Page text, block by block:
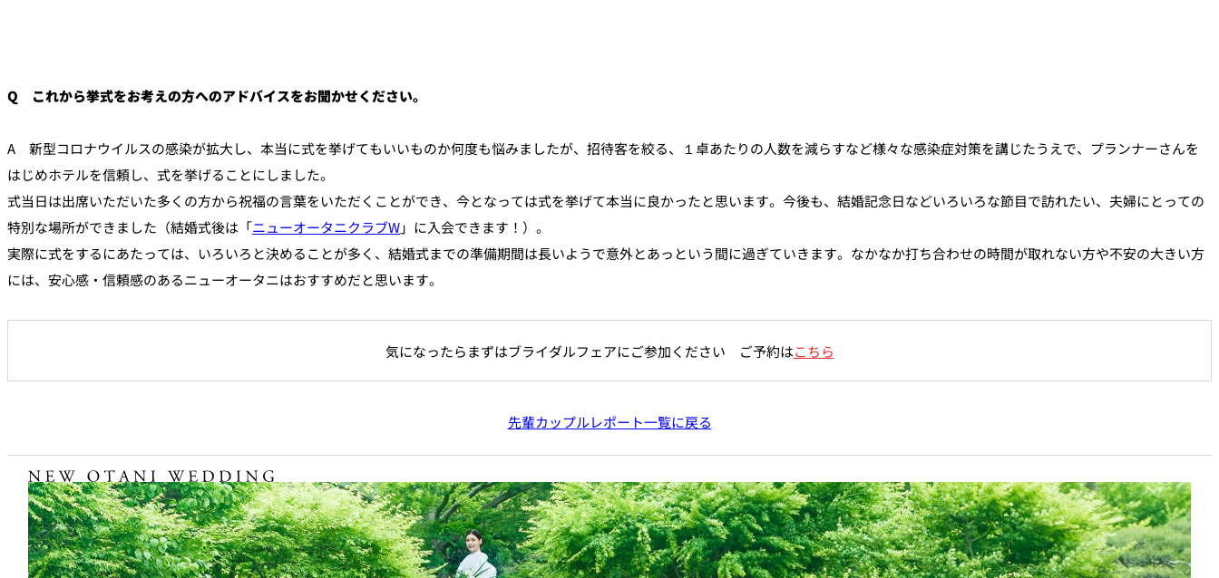
Q これから挙式をお考えの方へのアドバイスをお聞かせください。
A 新型コロナウイルスの感染が拡大し、本当に式を挙げてもいいものか何度も悩みましたが、招待客を絞る、１卓あたりの人数を減らすなど様々な感染症対策を講じたうえで、プランナーさんを
はじめホテルを信頼し、式を挙げることにしました。
式当日は出席いただいた多くの方から祝福の言葉をいただくことができ、今となっては式を挙げて本当に良かったと思います。今後も、結婚記念日などいろいろな節目で訪れたい、夫婦にとっての
特別な場所ができました（結婚式後は「ニューオータニクラブW」に入会できます！）。
実際に式をするにあたっては、いろいろと決めることが多く、結婚式までの準備期間は長いようで意外とあっという間に過ぎていきます。なかなか打ち合わせの時間が取れない方や不安の大きい方
には、安心感・信頼感のあるニューオータニはおすすめだと思います。
気になったらまずはブライダルフェアにご参加ください ご予約はこちら
先輩カップルレポート一覧に戻る